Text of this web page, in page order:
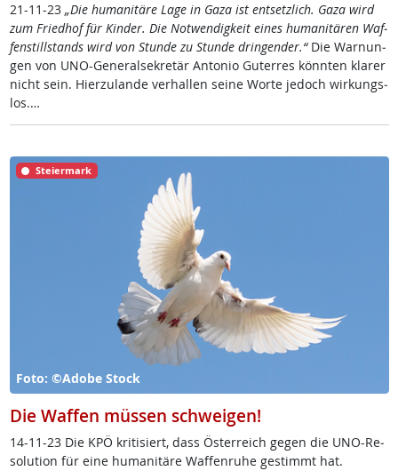
21-11-23 „Die hu­mani­tä­re La­ge in Ga­za ist ent­setz­lich. Ga­za wird
zum Fried­hof für Kin­der. Die Not­wen­dig­keit ei­nes hu­mani­tä­ren Waf­
fen­s­till­stands wird von Stun­de zu Stun­de drin­gen­der.“Die War­nun­
gen von UNO-Ge­ne­ral­se­k­re­tär An­to­nio Gu­ter­res könn­ten kla­rer
nicht sein. Hier­zu­lan­de ver­hal­len sei­ne Wor­te je­doch wir­kungs­
los.…
Steiermark
Foto: ©Adobe Stock
Die Waffen müssen schweigen!
14-11-23 Die KPÖ kri­ti­siert, dass Ös­t­er­reich ge­gen die UNO-Re­
so­lu­ti­on für ei­ne hu­mani­tä­re Waf­fen­ru­he ge­stimmt hat.